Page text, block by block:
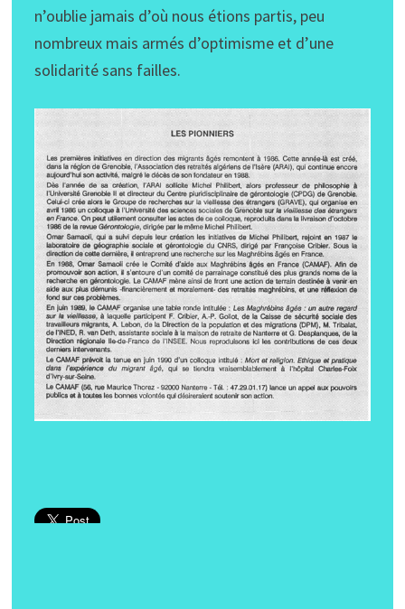
n’oublie jamais d’où nous étions partis, peu
nombreux mais armés d’optimisme et d’une
solidarité sans failles.